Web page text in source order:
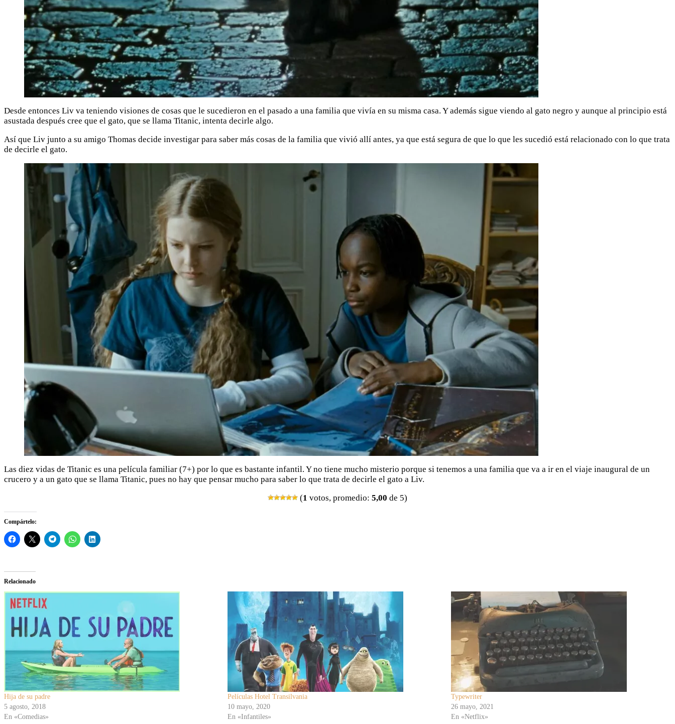
Desde entonces Liv va teniendo visiones de cosas que le sucedieron en el pasado a una familia que vivía en su misma casa. Y además sigue viendo al gato negro y aunque al principio está
asustada después cree que el gato, que se llama Titanic, intenta decirle algo.
Así que Liv junto a su amigo Thomas decide investigar para saber más cosas de la familia que vivió allí antes, ya que está segura de que lo que les sucedió está relacionado con lo que trata
de decirle el gato.
Las diez vidas de Titanic es una película familiar (7+) por lo que es bastante infantil. Y no tiene mucho misterio porque si tenemos a una familia que va a ir en el viaje inaugural de un
crucero y a un gato que se llama Titanic, pues no hay que pensar mucho para saber lo que trata de decirle el gato a Liv.
(1 votos, promedio: 5,00 de 5)
Compártelo:
Relacionado
Hija de su padre
5 agosto, 2018
En «Comedias»
Películas Hotel Transilvania
10 mayo, 2020
En «Infantiles»
Typewriter
26 mayo, 2021
En «Netflix»